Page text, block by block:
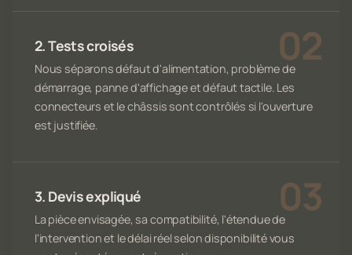
2. Tests croisés
Nous séparons défaut d'alimentation, problème de
démarrage, panne d'affichage et défaut tactile. Les
connecteurs et le châssis sont contrôlés si l'ouverture
est justifiée.
3. Devis expliqué
La pièce envisagée, sa compatibilité, l'étendue de
l'intervention et le délai réel selon disponibilité vous